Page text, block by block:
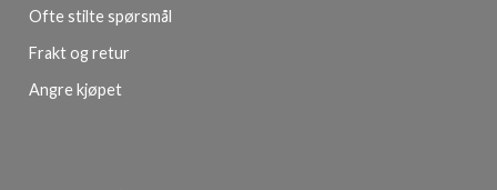
Ofte stilte spørsmål
Frakt og retur
Angre kjøpet